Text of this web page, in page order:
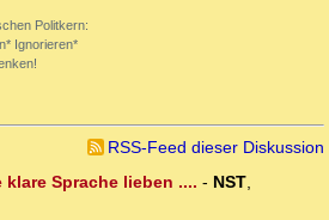
Politkern:
Ignorieren*
RSS-Feed dieser Diskussion
Sprache lieben .... - NST,